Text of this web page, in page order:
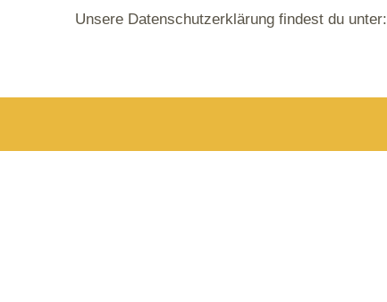
Unsere Datenschutzerklärung findest du unter: